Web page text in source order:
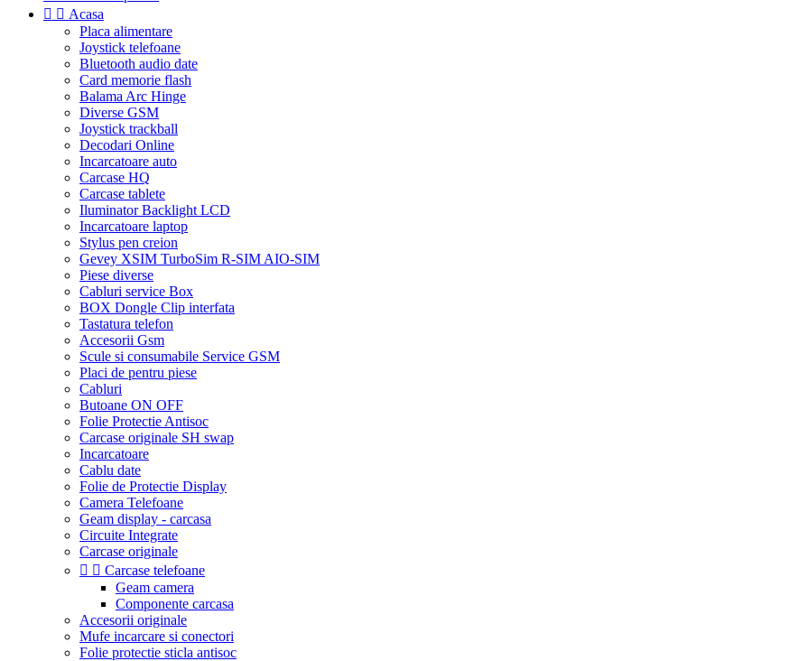
  Acasa
Placa alimentare
Joystick telefoane
Bluetooth audio date
Card memorie flash
Balama Arc Hinge
Diverse GSM
Joystick trackball
Decodari Online
Incarcatoare auto
Carcase HQ
Carcase tablete
Iluminator Backlight LCD
Incarcatoare laptop
Stylus pen creion
Gevey XSIM TurboSim R-SIM AIO-SIM
Piese diverse
Cabluri service Box
BOX Dongle Clip interfata
Tastatura telefon
Accesorii Gsm
Scule si consumabile Service GSM
Placi de pentru piese
Cabluri
Butoane ON OFF
Folie Protectie Antisoc
Carcase originale SH swap
Incarcatoare
Cablu date
Folie de Protectie Display
Camera Telefoane
Geam display - carcasa
Circuite Integrate
Carcase originale
  Carcase telefoane
Geam camera
Componente carcasa
Accesorii originale
Mufe incarcare si conectori
Folie protectie sticla antisoc